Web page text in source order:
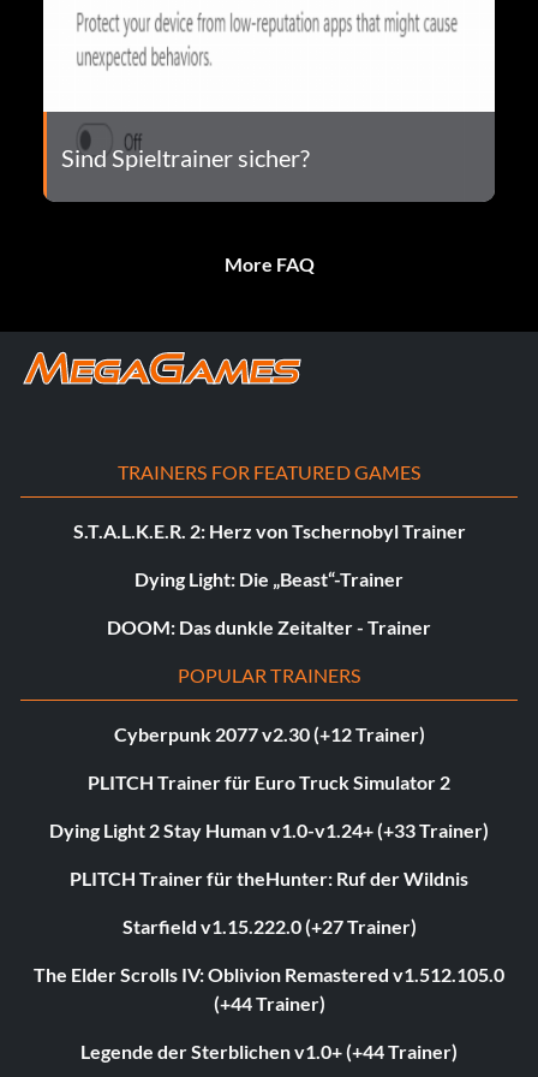
Sind Spieltrainer sicher?
More FAQ
TRAINERS FOR FEATURED GAMES
S.T.A.L.K.E.R. 2: Herz von Tschernobyl Trainer
Dying Light: Die „Beast“-Trainer
DOOM: Das dunkle Zeitalter - Trainer
POPULAR TRAINERS
Cyberpunk 2077 v2.30 (+12 Trainer)
PLITCH Trainer für Euro Truck Simulator 2
Dying Light 2 Stay Human v1.0-v1.24+ (+33 Trainer)
PLITCH Trainer für theHunter: Ruf der Wildnis
Starfield v1.15.222.0 (+27 Trainer)
The Elder Scrolls IV: Oblivion Remastered v1.512.105.0
(+44 Trainer)
Legende der Sterblichen v1.0+ (+44 Trainer)